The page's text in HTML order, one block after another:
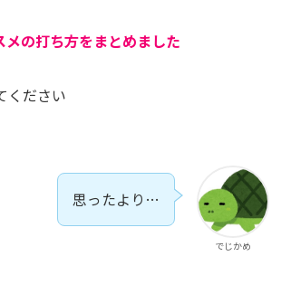
メの打ち方をまとめました
ください
でじかめ
思ったより…